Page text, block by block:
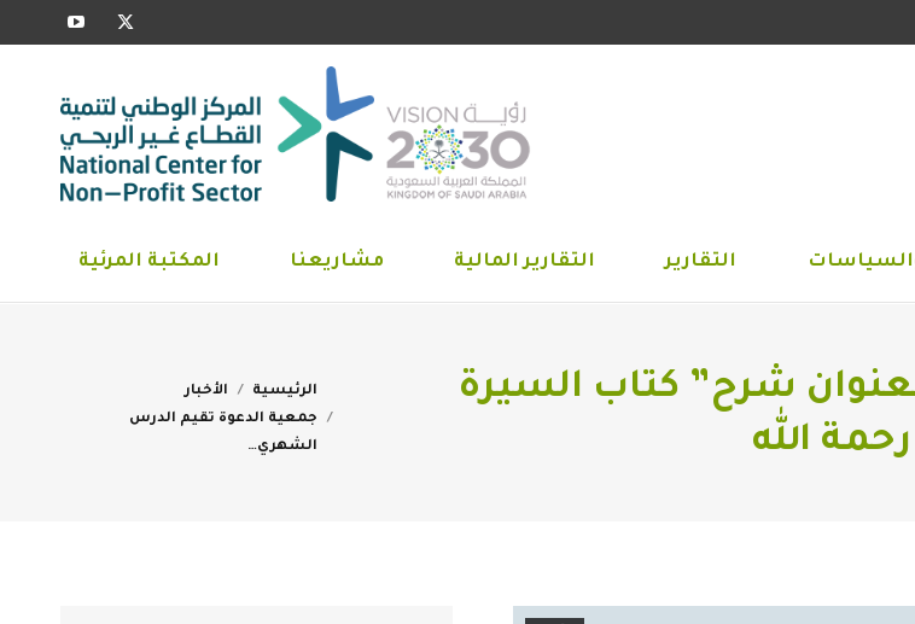
X
opens
in
new
window
opens
in
new
window
والسياسات التقارير التقارير المالية مشاريعنا المكتبة المرئية
شرح” كتاب السيرة
الله
You are here:
الرئيسية
الأخبار
جمعية الدعوة تقيم الدرس
الشهري…
والسياسات التقارير التقارير المالية مشاريعنا المكتبة المرئية